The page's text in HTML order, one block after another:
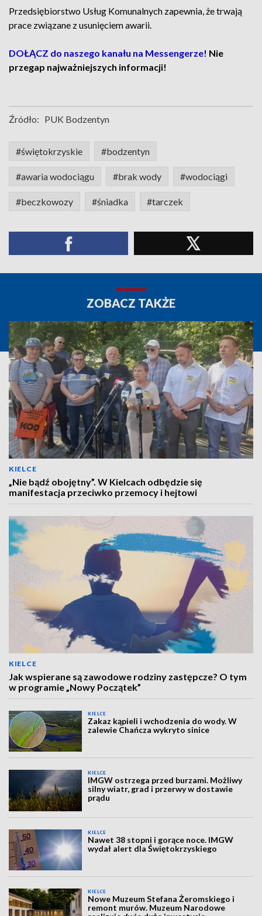
Przedsiębiorstwo Usług Komunalnych zapewnia, że trwają
prace związane z usunięciem awarii.
DOŁĄCZ do naszego kanału na Messengerze! Nie
przegap najważniejszych informacji!
Źródło: PUK Bodzentyn
#świętokrzyskie #bodzentyn
#awaria wodociągu #brak wody #wodociągi
#beczkowozy #śniadka #tarczek
ZOBACZ TAKŻE
KIELCE
„Nie bądź obojętny”. W Kielcach odbędzie się
manifestacja przeciwko przemocy i hejtowi
KIELCE
Jak wspierane są zawodowe rodziny zastępcze? O tym
w programie „Nowy Początek”
KIELCE
Zakaz kąpieli i wchodzenia do wody. W
zalewie Chańcza wykryto sinice
KIELCE
IMGW ostrzega przed burzami. Możliwy
silny wiatr, grad i przerwy w dostawie
prądu
KIELCE
Nawet 38 stopni i gorące noce. IMGW
wydał alert dla Świętokrzyskiego
KIELCE
Nowe Muzeum Stefana Żeromskiego i
remont murów. Muzeum Narodowe